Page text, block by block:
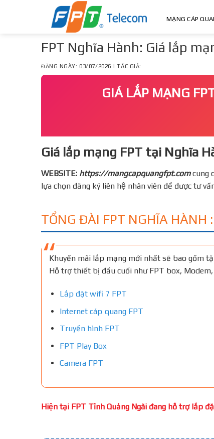
MẠNG CÁP
FPT Nghĩa Hành: Giá lắp
ĐĂNG NGÀY: 03/07/2026 | TÁC GIẢ:
GIÁ LẮP MẠNG
Giá lắp mạng FPT tại Nghĩa
WEBSITE: https://mangcapquangfpt.comcung
lựa chọn đăng ký liên hệ nhân viên để được tư
TỔNG ĐÀI FPT NGHĨA HÀNH :
Khuyến mãi lắp mạng mới nhất sẽ bao gồm
Hỗ trợ thiết bị đầu cuối như FPT box,
Lắp đặt wifi 7 FPT
Internet cáp quang FPT
Truyền hình FPT
FPT Play Box
Camera FPT
Hiện tại FPT Tỉnh Quảng Ngãi đang hỗ trợ lắp